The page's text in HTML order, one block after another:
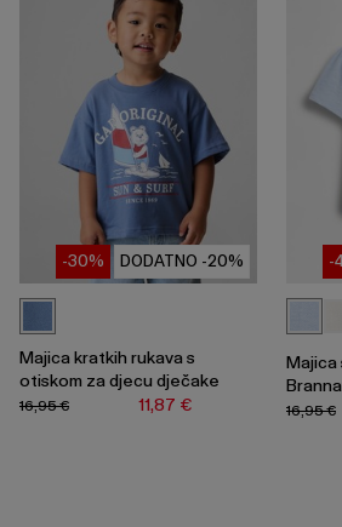
DODATNO -20%
-30%
Majica kratkih rukava s
otiskom za djecu dječake
11,87 €
16,95 €
-
Majica
16,95 €